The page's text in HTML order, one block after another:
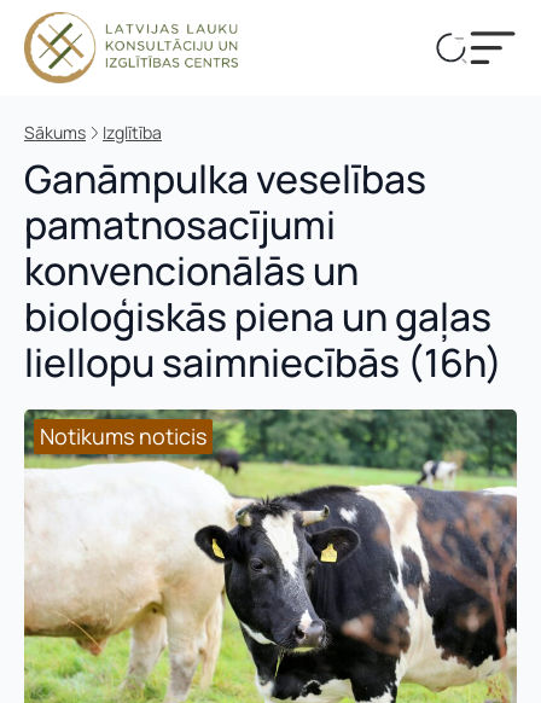
Sākums Izglītība
Ganāmpulka veselības
pamatnosacījumi
konvencionālās un
bioloģiskās piena un gaļas
liellopu saimniecībās (16h)
Notikums noticis
Notikums noticis